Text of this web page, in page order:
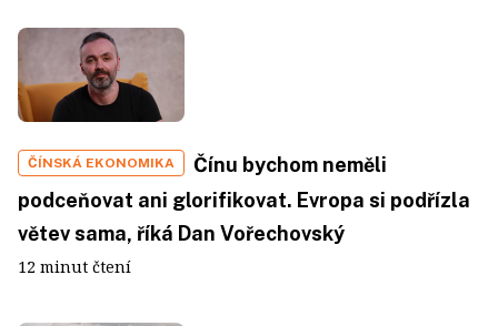
ČÍNSKÁ EKONOMIKA
Čínu bychom neměli
podceňovat ani glorifikovat. Evropa si podřízla
větev sama, říká Dan Vořechovský
12 minut čtení